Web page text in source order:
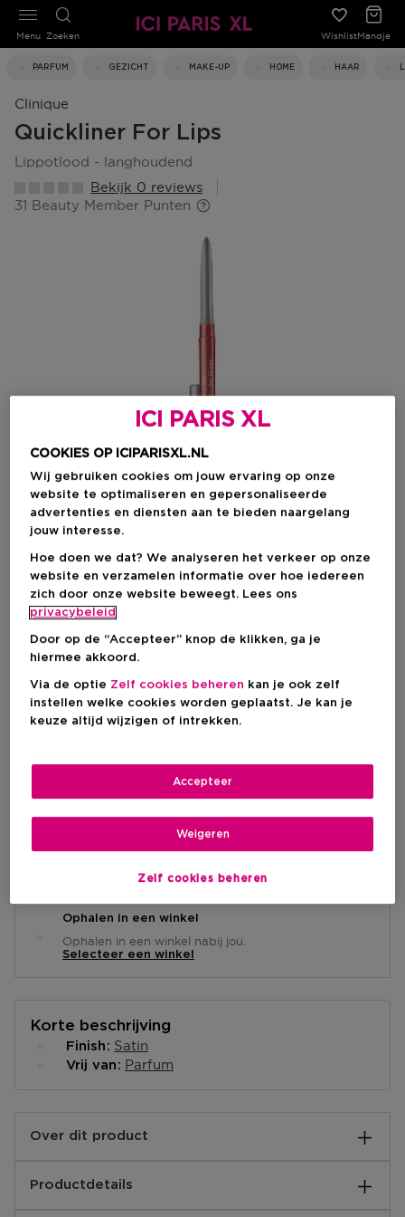
Zoeken WishlistMandje
PARFUM GEZICHT MAKE-UP HOME HAAR
Menu
Clinique
Quickliner For Lips
lippotlood - langhoudend
Bekijk 0 reviews
31 Beauty Member Punten
Kies je kleur
Pink Honey Op voorraad
€ 31,00
IN WINKELMANDJE
Levering aan huis
Op voorraad-
Ophalen in een winkel
Ophalen in een winkel nabij jou.
Selecteer een winkel
Korte beschrijving
Finish Satin
Vrij van Parfum
Over dit product
langdurige lipstick
Productdetails
ICI PARIS XL
COOKIES OP ICIPARISXL.NL
Wij gebruiken cookies om jouw ervaring op onze
website te optimaliseren en gepersonaliseerde
advertenties en diensten aan te bieden naargelang
jouw interesse.
Hoe doen we dat? We analyseren het verkeer op onze
website en verzamelen informatie over hoe iedereen
zich door onze website beweegt. Lees ons
privacybeleid
Door op de “Accepteer” knop de klikken, ga je
hiermee akkoord.
Via de optie Zelf cookies beheren kan je ook zelf
instellen welke cookies worden geplaatst. Je kan je
keuze altijd wijzigen of intrekken.
Zelf cookies beheren
Weigeren
Accepteer